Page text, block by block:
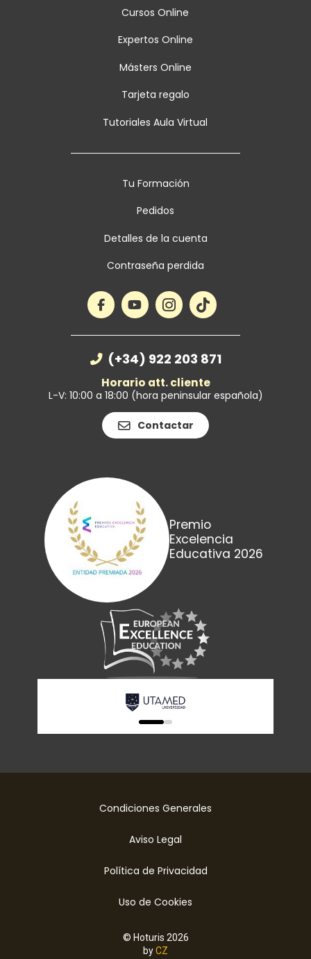
Cursos Online
Expertos Online
Másters Online
Tarjeta regalo
Tutoriales Aula Virtual
Tu Formación
Pedidos
Detalles de la cuenta
Contraseña perdida
(+34) 922 203 871
Horario att. cliente
L-V: 10:00 a 18:00 (hora peninsular española)
Contactar
Premio
Excelencia
Educativa 2026
0 1
Condiciones Generales
Aviso Legal
Política de Privacidad
Uso de Cookies
© Hoturis 2026
byCZ